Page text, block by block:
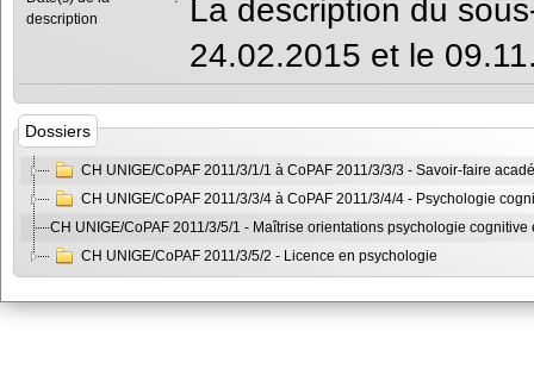
description
La description du
24.02.2015 et le
Dossiers
CH UNIGE/CoPAF 2011/3/1/1 à CoPAF 2011/3/3/3 - Savoir-faire
CH UNIGE/CoPAF 2011/3/3/4 à CoPAF 2011/3/4/4 - Psychologie
CH UNIGE/CoPAF 2011/3/5/1 - Maîtrise orientations psychologie
CH UNIGE/CoPAF 2011/3/5/2 - Licence en psychologie